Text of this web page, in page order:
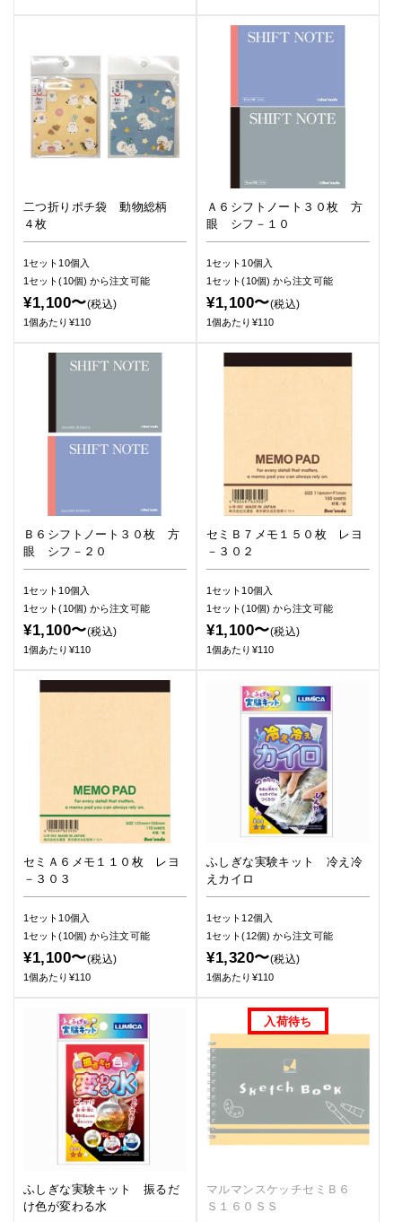
二つ折りポチ袋 動物総柄
４枚
1セット10個入
1セット(10個)から注文可能
¥1,100〜(税込)
1個あたり¥110
Ａ６シフトノート３０枚 方
眼 シフ－１０
1セット10個入
1セット(10個)から注文可能
¥1,100〜(税込)
1個あたり¥110
Ｂ６シフトノート３０枚 方
眼 シフ－２０
1セット10個入
1セット(10個)から注文可能
¥1,100〜(税込)
1個あたり¥110
セミＢ７メモ１５０枚 レヨ
－３０２
1セット10個入
1セット(10個)から注文可能
¥1,100〜(税込)
1個あたり¥110
セミＡ６メモ１１０枚 レヨ
－３０３
1セット10個入
1セット(10個)から注文可能
¥1,100〜(税込)
1個あたり¥110
ふしぎな実験キット 冷え冷
えカイロ
1セット12個入
1セット(12個)から注文可能
¥1,320〜(税込)
1個あたり¥110
ふしぎな実験キット 振るだ
け色が変わる水
マルマンスケッチセミＢ６
Ｓ１６０ＳＳ